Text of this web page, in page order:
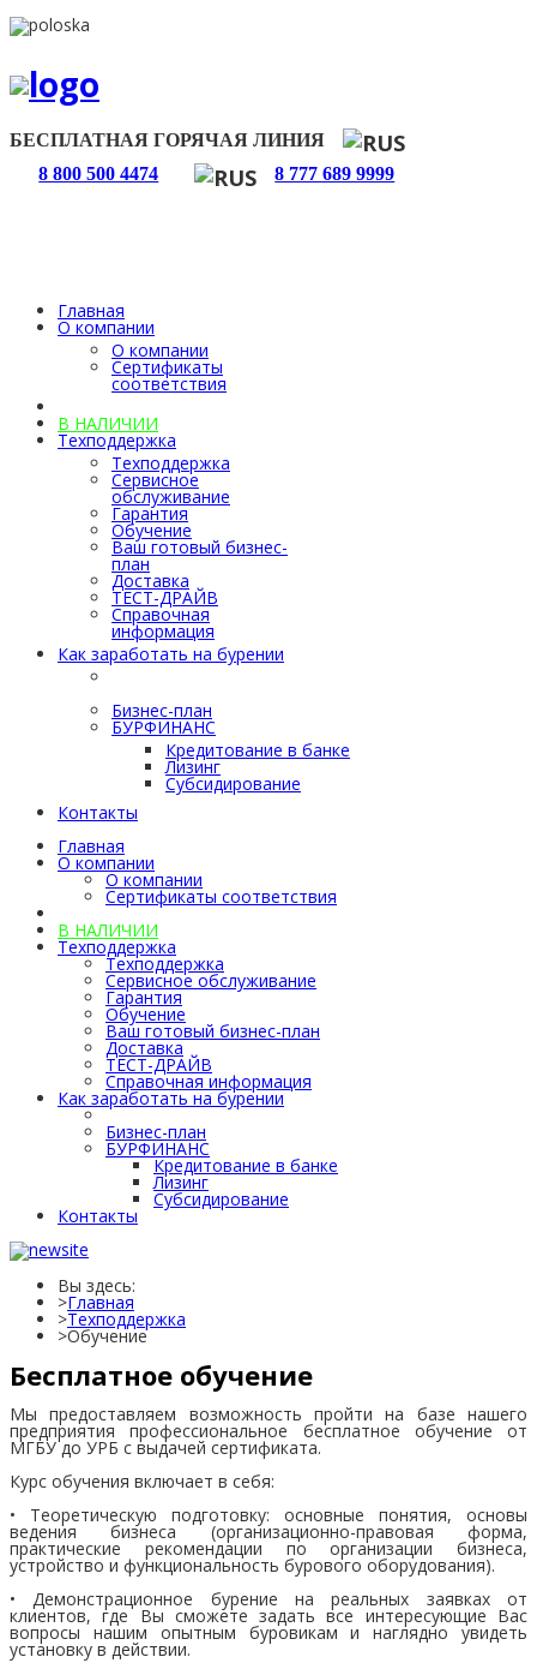
БЕСПЛАТНАЯ ГОРЯЧАЯ ЛИНИЯ
8 800 500 4474
8 777 689 9999
Главная
О компании
О компании
Сертификаты
соответствия
В НАЛИЧИИ
Техподдержка
Техподдержка
Сервисное
обслуживание
Гарантия
Обучение
Ваш готовый бизнес-
план
Доставка
ТЕСТ-ДРАЙВ
Справочная
информация
Как заработать на бурении
Бизнес-план
БУРФИНАНС
Кредитование в банке
Лизинг
Субсидирование
Контакты
Главная
О компании
О компании
Сертификаты соответствия
В НАЛИЧИИ
Техподдержка
Техподдержка
Сервисное обслуживание
Гарантия
Обучение
Ваш готовый бизнес-план
Доставка
ТЕСТ-ДРАЙВ
Справочная информация
Как заработать на бурении
Как заработать на бурении
Бизнес-план
БУРФИНАНС
Кредитование в банке
Лизинг
Субсидирование
Контакты
Вы здесь:
Главная
Техподдержка
Обучение
Бесплатное обучение
Мы предоставляем возможность пройти на базе нашего
предприятия профессиональное бесплатное обучение от
МГБУ до УРБ с выдачей сертификата.
Курс обучения включает в себя:
• Теоретическую подготовку: основные понятия, основы
ведения бизнеса (организационно-правовая форма,
практические рекомендации по организации бизнеса,
устройство и функциональность бурового оборудования).
• Демонстрационное бурение на реальных заявках от
клиентов, где Вы сможете задать все интересующие Вас
вопросы нашим опытным буровикам и наглядно увидеть
установку в действии.